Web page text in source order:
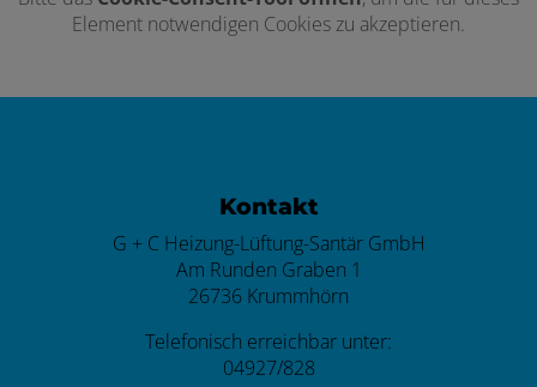
Element notwendigen Cookies zu akzeptieren.
Kontakt
G + C Heizung-Lüftung-Santär GmbH
Am Runden Graben 1
26736 Krummhörn
Telefonisch erreichbar unter:
04927/828